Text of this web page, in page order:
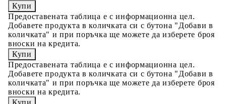
Предоставената таблица е с информационна цел.
Добавете продукта в количката си с бутона "Добави в
количката" и при поръчка ще можете да изберете броя
вноски на кредита.
Предоставената таблица е с информационна цел.
Добавете продукта в количката си с бутона "Добави в
количката" и при поръчка ще можете да изберете броя
вноски на кредита.